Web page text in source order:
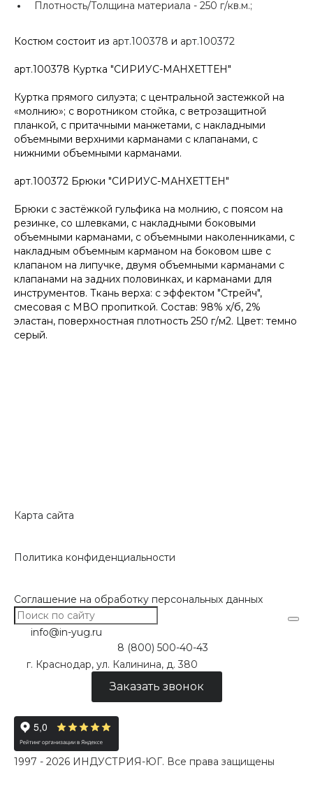
Плотность/Толщина материала - 250 г/кв.м.;
Костюм состоит из арт.100378 и арт.100372
арт.100378 Куртка "СИРИУС-МАНХЕТТЕН"
Куртка прямого силуэта; с центральной застежкой на
«молнию»; с воротником стойка, с ветрозащитной
планкой, с притачными манжетами, с накладными
объемными верхними карманами с клапанами, с
нижними объемными карманами.
арт.100372 Брюки "СИРИУС-МАНХЕТТЕН"
Брюки с застёжкой гульфика на молнию, с поясом на
резинке, со шлевками, с накладными боковыми
объемными карманами, с объемными наколенниками, с
накладным объемным карманом на боковом шве с
клапаном на липучке, двумя объемными карманами с
клапанами на задних половинках, и карманами для
инструментов. Ткань верха: с эффектом "Стрейч",
смесовая с МВО пропиткой. Состав: 98% х/б, 2%
эластан, поверхностная плотность 250 г/м2. Цвет: темно
серый.
Карта сайта
Политика конфиденциальности
Соглашение на обработку персональных данных
info@in-yug.ru
8 (800) 500-40-43
г. Краснодар, ул. Калинина, д. 380
Заказать звонок
1997 - 2026 ИНДУСТРИЯ-ЮГ. Все права защищены